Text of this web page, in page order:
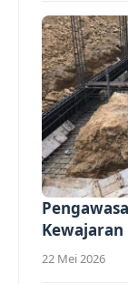
Kewajaran
22 Mei 2026